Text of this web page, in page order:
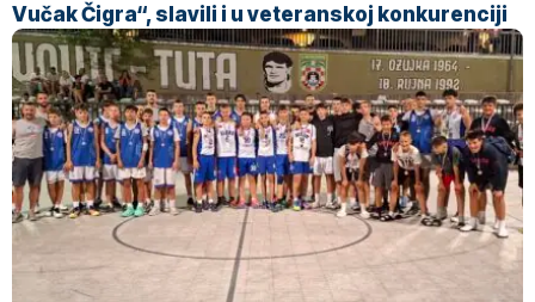
Vučak Čigra“, slavili i u veteranskoj konkurenciji